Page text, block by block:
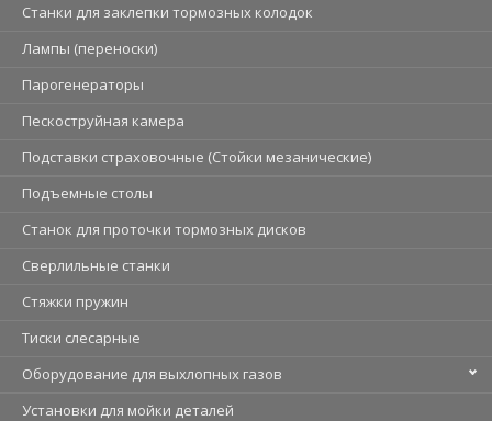
Станки для заклепки тормозных колодок
Лампы (переноски)
Парогенераторы
Пескоструйная камера
Подставки страховочные (Стойки мезанические)
Подъемные столы
Станок для проточки тормозных дисков
Сверлильные станки
Стяжки пружин
Тиски слесарные
Оборудование для выхлопных газов
Установки для мойки деталей